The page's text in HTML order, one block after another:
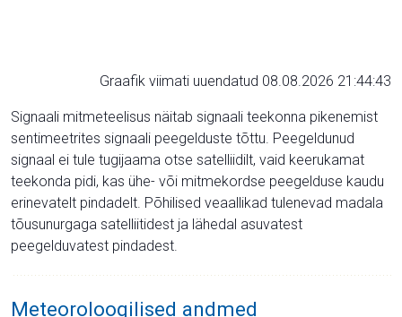
Graafik viimati uuendatud 08.08.2026 21:44:43
Signaali mitmeteelisus näitab signaali teekonna pikenemist
sentimeetrites signaali peegelduste tõttu. Peegeldunud
signaal ei tule tugijaama otse satelliidilt, vaid keerukamat
teekonda pidi, kas ühe- või mitmekordse peegelduse kaudu
erinevatelt pindadelt. Põhilised veaallikad tulenevad madala
tõusunurgaga satelliitidest ja lähedal asuvatest
peegelduvatest pindadest.
Meteoroloogilised andmed